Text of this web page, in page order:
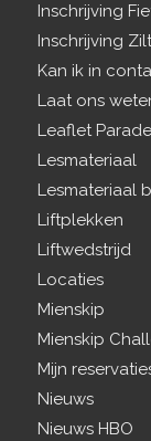
Inschrijving
Inschrijving
Kan ik in
Laat ons
Leaflet Parade
Lesmateriaal
Lesmateriaal
Liftplekken
Liftwedstrijd
Locaties
Mienskip
Mienskip
Mijn
Nieuws
Nieuws HBO